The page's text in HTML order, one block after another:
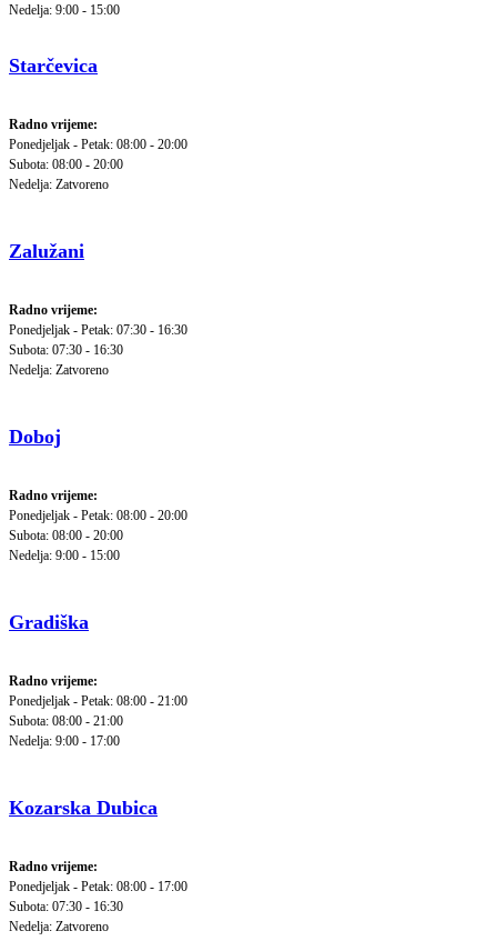
Nedelja: 9:00 - 15:00
Starčevica
Radno vrijeme:
Ponedjeljak - Petak: 08:00 - 20:00
Subota: 08:00 - 20:00
Nedelja: Zatvoreno
Zalužani
Radno vrijeme:
Ponedjeljak - Petak: 07:30 - 16:30
Subota: 07:30 - 16:30
Nedelja: Zatvoreno
Doboj
Radno vrijeme:
Ponedjeljak - Petak: 08:00 - 20:00
Subota: 08:00 - 20:00
Nedelja: 9:00 - 15:00
Gradiška
Radno vrijeme:
Ponedjeljak - Petak: 08:00 - 21:00
Subota: 08:00 - 21:00
Nedelja: 9:00 - 17:00
Kozarska Dubica
Radno vrijeme:
Ponedjeljak - Petak: 08:00 - 17:00
Subota: 07:30 - 16:30
Nedelja: Zatvoreno